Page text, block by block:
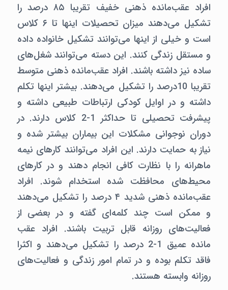
افراد عقب‌مانده ذهنی خفیف تقریبا ۸۵ درصد را
تشکیل می‌دهند میزان تحصیلات اینها تا ۶ کلاس
است و خیلی از اینها می‌توانند تشکیل خانواده داده
و مستقل زندگی کنند. این دسته می‌توانند شغل‌های
ساده نیز داشته باشند. افراد عقب‌مانده ذهنی متوسط
تقریبا 10درصد را تشکیل می‌دهند. بیشتر اینها تکلم
داشته و در اوایل کودکی ارتباطات طبیعی داشته و
پیشرفت تحصیلی تا حداکثر 1-2 کلاس دارند. در
دوران نوجوانی مشکلات این بیماران بیشتر شده و
نیاز به حمایت دارند. این افراد می‌توانند کارهای نیمه
ماهرانه را با نظارت کافی انجام دهند و در کارهای
محیط‌های محافظت شده استخدام شوند. افراد
عقب‌مانده ذهنی شدید ۴ درصد را تشکیل می‌دهند
و ممکن است چند کلمه‌ای گفته و در بعضی از
فعالیت‌های روزانه قابل تربیت باشند. افراد عقب
مانده عمیق 1-2 درصد را تشکیل می‌دهند و اکثرا
فاقد تکلم بوده و در تمام امور زندگی و فعالیت‌های
روزانه وابسته هستند.